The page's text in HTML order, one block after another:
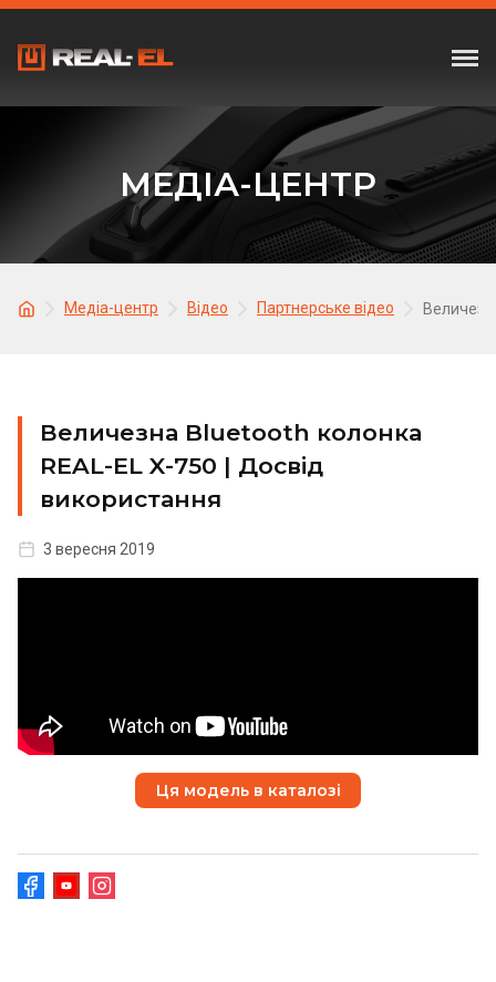
МЕДІА-ЦЕНТР
Медіа-центр Відео Партнерське відео
Величезна Bluetooth колонка
REAL-EL X-750 | Досвід
використання
3 вересня 2019
Ця модель в каталозі